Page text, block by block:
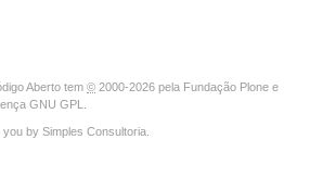
Aberto tem © 2000-2026 pela Fundação Plone e
GNU GPL
you by Simples Consultoria